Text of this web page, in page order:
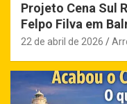
Projeto Cena Sul
Felpo Filva em
22 de abril de 2026